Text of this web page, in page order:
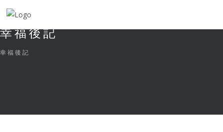
幸福後記
幸福後記